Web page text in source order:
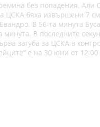
без попадения. Али
ЦСКА бяха извършени 7
В 56-та минута
минута. В последните
загуба за ЦСКА в
е на 30 юни от